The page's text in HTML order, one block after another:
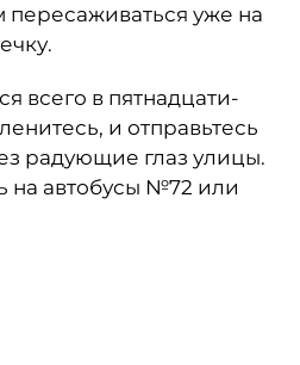
пересаживаться уже на
всего в пятнадцати-
и отправьтесь
радующие глаз улицы.
на автобусы №72 или